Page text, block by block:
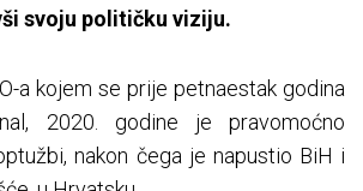
svoju političku viziju.
a kojem se prije petnaestak godina
2020. godine je pravomoćno
nakon čega je napustio BiH i